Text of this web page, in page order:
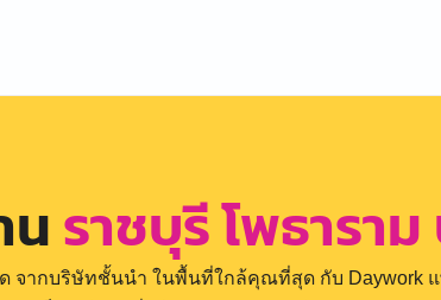
นราชบุรี โพธารา
จากบริษัทชั้นนำ ในพื้นที่ใกล้คุณที่สุด กับ Daywork